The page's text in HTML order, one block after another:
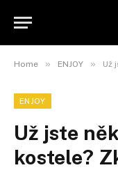
Home » ENJOY » Už
ENJOY
Už jste
kostele?